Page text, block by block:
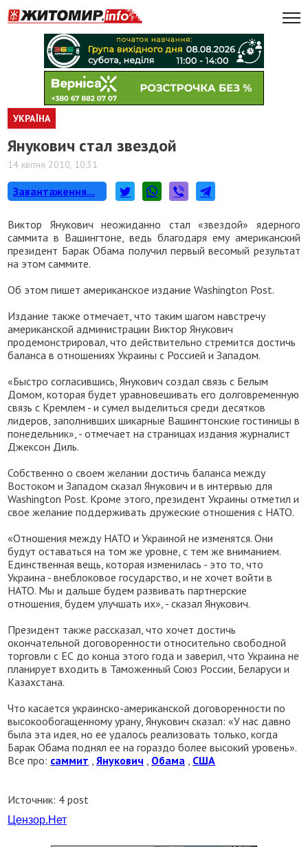
УКРАЇНА
Янукович стал звездой
14 квітня 2010, 10:31
Завантаження...
Виктор Янукович неожиданно стал «звездой» ядерного
саммита в Вашингтоне, ведь благодаря ему американский
президент Барак Обама получил первый весомый результат
на этом саммите.
Об этом пишет американское издание Washington Post.
Издание также отмечает, что таким шагом навстречу
американской администрации Виктор Янукович
продемонстрировал, что действительно стремится достичь
баланса в отношениях Украины с Россией и Западом.
«Быстро согласившись, Янукович создал связь с Белым
Домом, которая будет уравновешивать его долговременную
связь с Кремлем - и сумел выделиться среди десятков
лидеров, заполнивших шикарные Вашингтонские гостиницы в
понедельник», - отмечает на страницах издания журналист
Джексон Диль.
Собственно о своем желании достичь баланса между
Востоком и Западом сказал Янукович и в интервью для
Washington Post. Кроме этого, президент Украины отметил и
свое желание поддерживать дружеские отношения с НАТО.
«Отношения между НАТО и Украиной не изменятся. Они
будут оставаться на том же уровне, с тем же вниманием.
Единственная вещь, которая изменилась - это то, что
Украина - внеблоковое государство, и не хочет войти в
НАТО. Мы и дальше будем развивать партнерские
отношения, будем улучшать их», - сказал Янукович.
Президент также рассказал, что хочет достичь
окончательной договоренности относительно свободной
торговли с ЕС до конца этого года и заверил, что Украина не
планирует входить в Таможенный Союз России, Беларуси и
Казахстана.
Что касается украинско-американской договоренности по
высокообогащенному урану, Янукович сказал: «У нас давно
была эта идея, но ее удалось реализовать только, когда
Барак Обама поднял ее на гораздо более высокий уровень».
Все про: саммит ,Янукович , Обама , США
Источник: 4 post
Цензор.Нет